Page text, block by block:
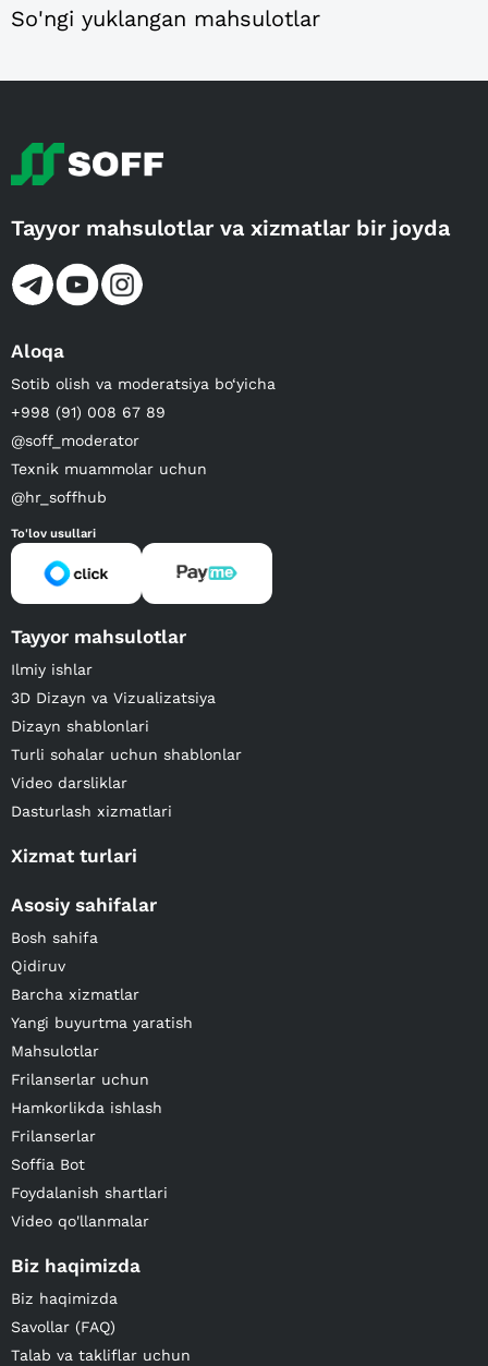
So'ngi yuklangan mahsulotlar
Tayyor mahsulotlar va xizmatlar bir joyda
Aloqa
Sotib olish va moderatsiya bo‘yicha
+998 (91) 008 67 89
@soff_moderator
Texnik muammolar uchun
@hr_soffhub
To'lov usullari
Tayyor mahsulotlar
Ilmiy ishlar
3D Dizayn va Vizualizatsiya
Dizayn shablonlari
Turli sohalar uchun shablonlar
Video darsliklar
Dasturlash xizmatlari
Xizmat turlari
Asosiy sahifalar
Bosh sahifa
Qidiruv
Barcha xizmatlar
Yangi buyurtma yaratish
Mahsulotlar
Frilanserlar uchun
Hamkorlikda ishlash
Frilanserlar
Soffia Bot
Foydalanish shartlari
Video qo'llanmalar
Biz haqimizda
Biz haqimizda
Savollar (FAQ)
Talab va takliflar uchun